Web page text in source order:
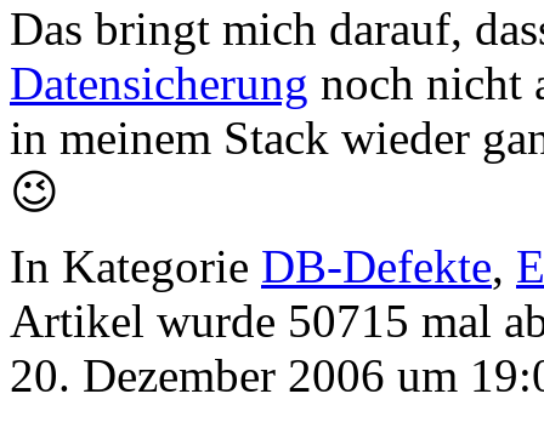
Das bringt mich darauf,
Datensicherung noch nicht
in meinem Stack wieder
😉
In Kategorie DB-Defekte,
Artikel wurde 50715 mal
20. Dezember 2006 um